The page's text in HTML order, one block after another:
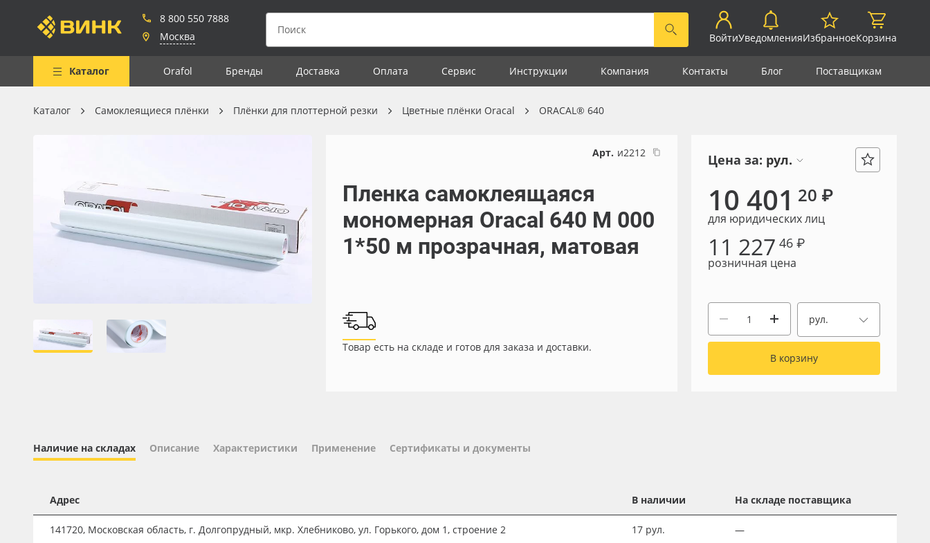
8 800 550 7888
Москва
ВойтиУведомленияИзбранноеКорзина
Каталог Orafol Бренды Доставка Оплата Сервис Инструкции Компания Контакты Блог Поставщикам
Весь каталог
Листовые материалы
Чернила
Клей, скотчи и крепёж
Сублимация и термотрансфер
Новинки ассортимента
Плёнка монтажная Oratape
Каталог Самоклеящиеся плёнки Плёнки для плоттерной резки Цветные плёнки Oracal ORACAL® 640
Арт. и2212
Пленка самоклеящаяся
мономерная Oracal 640 M 000
1*50 м прозрачная, матовая
Товар есть на складе и готов для заказа и доставки.
Цена за: рул.
10 401 20 ₽
для юридических лиц
11 227 46 ₽
розничная цена
рул.
В корзину
Наличие на складах Описание Характеристики Применение Сертификаты и документы
Адрес В наличии На складе поставщика
141720, Московская область, г. Долгопрудный, мкр. Хлебниково, ул. Горького, дом 1, строение 2 17 рул. —